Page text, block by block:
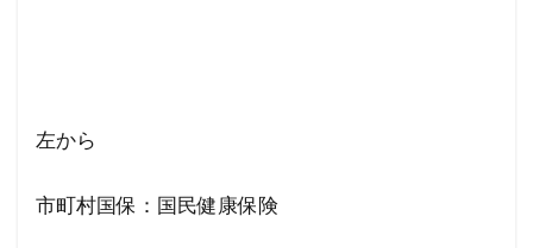
左から
市町村国保：国民健康保険